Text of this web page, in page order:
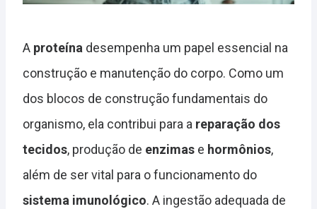
A proteína desempenha um papel essencial na
construção e manutenção do corpo. Como um
dos blocos de construção fundamentais do
organismo, ela contribui para a reparação dos
tecidos, produção de enzimas e hormônios,
além de ser vital para o funcionamento do
sistema imunológico. A ingestão adequada de